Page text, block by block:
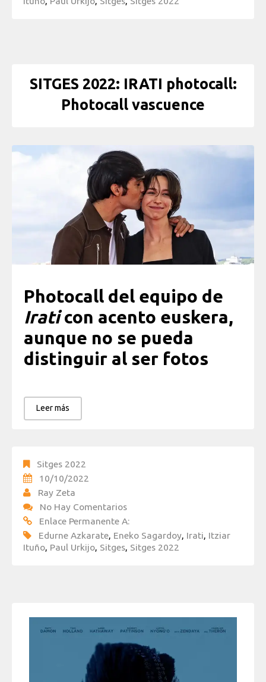
SITGES 2022: IRATI photocall:
Photocall vascuence
Photocall del equipo de
Iraticon acento euskera,
aunque no se pueda
distinguir al ser fotos
Leer más
Sitges 2022
10/10/2022
Ray Zeta
No Hay Comentarios
Enlace Permanente A:
Edurne Azkarate, Eneko Sagardoy, Irati, Itziar
Ituño, Paul Urkijo, Sitges, Sitges 2022